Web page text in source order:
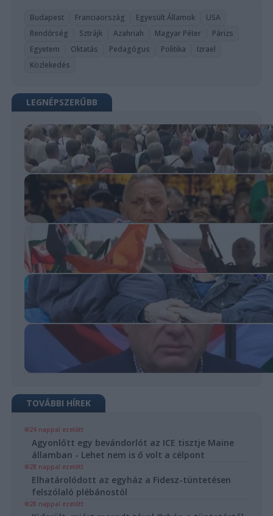
Budapest Franciaország Egyesült Államok
USA
Rendőrség
Sztrájk Azahriah Magyar Péter
Párizs
Egyetem
Oktatás Pedagógus Politika
Izrael
Közlekedés
LEGNÉPSZERŰBB
TOVÁBBI HÍREK
24 nappal ezelőtt
Agyonlőtt egy bevándorlót az ICE tisztje Maine
államban - Lehet nem is ő volt a célpont
28 nappal ezelőtt
Elhatárolódott az egyház a Fidesz-tüntetésen
felszólaló plébánostól
28 nappal ezelőtt